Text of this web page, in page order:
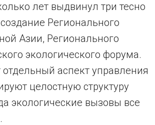
лет выдвинул три тесно
Регионального
Азии, Регионального
экологического форума.
аспект управления
целостную структуру
экологические вызовы все